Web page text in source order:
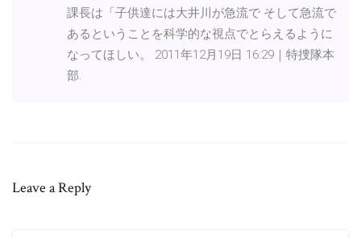
課長は「子供達には大井川が急流で そして急流で
あるということを科学的な視点でとらえるように
なってほしい。 2011年12月19日 16:29｜特捜隊本
部.
Leave a Reply